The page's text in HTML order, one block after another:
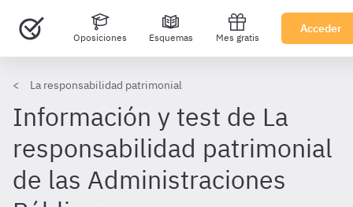
Oposiciones Esquemas Mes gratis
Acceder
La responsabilidad patrimonial
Información y test de La
responsabilidad patrimonial
de las Administraciones